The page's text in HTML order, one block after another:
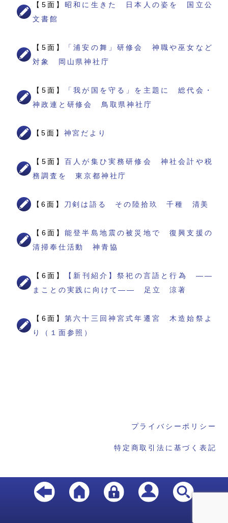
【5面】 昭和に生きた 日本人の姿を 国立公
文書館
【5面】
「浦安の舞」研修会 神職や巫女など
対象 岡山県神社庁
【5面】
「我が国を守る」を主題に 総代会・
神政連と研修会 鳥取県神社庁
【5面】 神宮だより
【5面】百人が集ひ実務研修会 神社会計や税
務調査を 東京都神社庁
【6面】 刀剣は語る その陸拾玖 千種 清美
【6面】能登半島地震の被災地で 復興支援の
清掃奉仕活動 神青協
【6面】
【新刊紹介】祭祀の言語と行為 ――
まことの実践に向けて―― 足立 涼著
【6面】第六十三回神宮式年遷宮 木造始祭よ
り（１面参照）
プライバシーポリシー
特定商取引法に基づく表記